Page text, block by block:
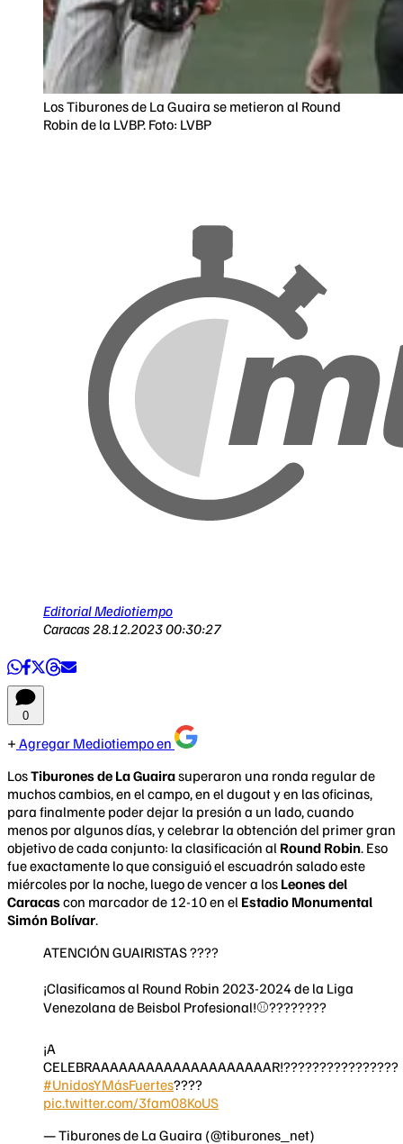
Los Tiburones de La Guaira se metieron al Round
Robin de la LVBP. Foto: LVBP
Editorial Mediotiempo
Caracas28.12.2023 00:30:27
0
Agregar Mediotiempo en
LosTiburones de La Guairasuperaron una ronda regular de
muchos cambios, en el campo, en el dugout y en las oficinas,
para finalmente poder dejar la presión a un lado, cuando
menos por algunos días, y celebrar la obtención del primer gran
objetivo de cada conjunto: la clasificación al Round Robin. Eso
fue exactamente lo que consiguió el escuadrón salado este
miércoles por la noche, luego de vencer a los Leones del
Caracascon marcador de 12-10 en el Estadio Monumental
Simón Bolívar.
ATENCIÓN GUAIRISTAS ????️
¡Clasificamos al Round Robin 2023-2024 de la Liga
Venezolana de Beisbol Profesional!⚾????????
¡A
CELEBRAAAAAAAAAAAAAAAAAAAAR!????????????????
#UnidosYMásFuertes????
pic.twitter.com/3fam08KoUS
— Tiburones de La Guaira (@tiburones_net)